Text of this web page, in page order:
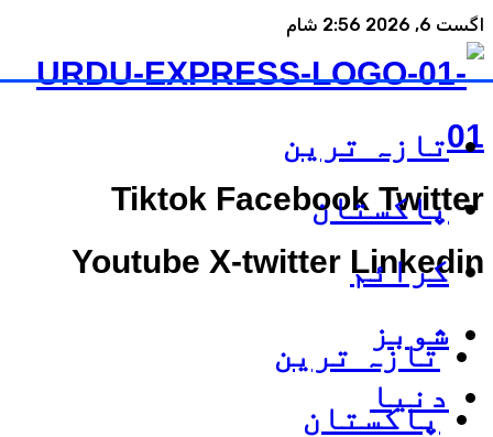
اگست 6, 2026 2:56 شام
Tiktok Facebook Twitter
Youtube X-twitter Linkedin
تازہ ترین
پاکستان
تازہ ترین
پاکستان
کرائم
شوبز
دنیا